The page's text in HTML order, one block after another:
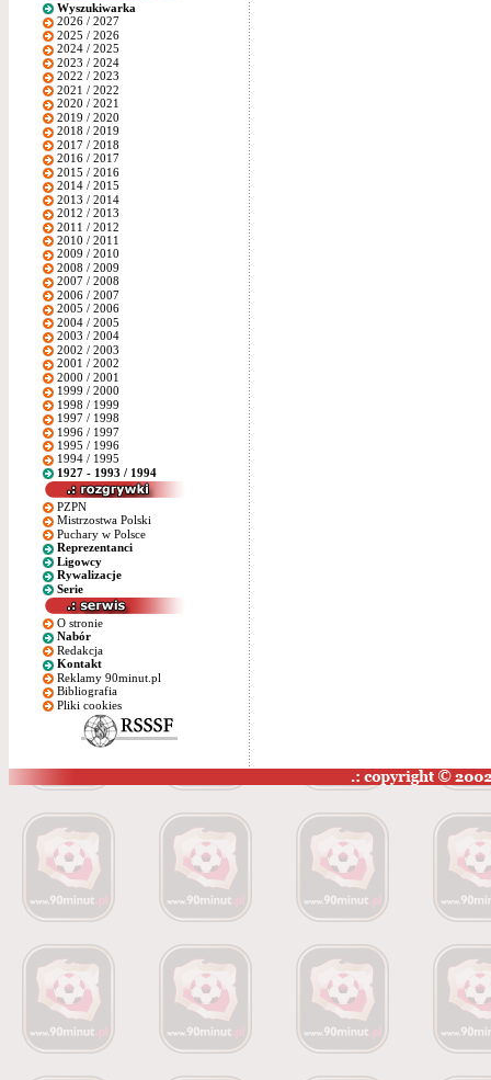
Wyszukiwarka
2026 / 2027
2025 / 2026
2024 / 2025
2023 / 2024
2022 / 2023
2021 / 2022
2020 / 2021
2019 / 2020
2018 / 2019
2017 / 2018
2016 / 2017
2015 / 2016
2014 / 2015
2013 / 2014
2012 / 2013
2011 / 2012
2010 / 2011
2009 / 2010
2008 / 2009
2007 / 2008
2006 / 2007
2005 / 2006
2004 / 2005
2003 / 2004
2002 / 2003
2001 / 2002
2000 / 2001
1999 / 2000
1998 / 1999
1997 / 1998
1996 / 1997
1995 / 1996
1994 / 1995
1927 - 1993 / 1994
PZPN
Mistrzostwa Polski
Puchary w Polsce
Reprezentanci
Ligowcy
Rywalizacje
Serie
O stronie
Nabór
Redakcja
Kontakt
Reklamy 90minut.pl
Bibliografia
Pliki cookies